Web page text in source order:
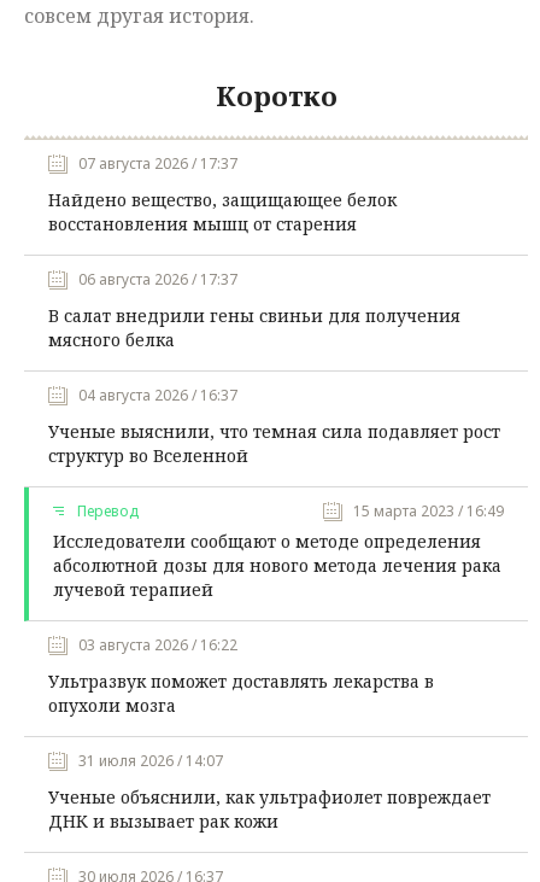
совсем другая история.
Коротко
07 августа 2026 / 17:37
Найдено вещество, защищающее белок
восстановления мышц от старения
06 августа 2026 / 17:37
В салат внедрили гены свиньи для получения
мясного белка
04 августа 2026 / 16:37
Ученые выяснили, что темная сила подавляет рост
структур во Вселенной
Перевод 15 марта 2023 / 16:49
Исследователи сообщают о методе определения
абсолютной дозы для нового метода лечения рака
лучевой терапией
03 августа 2026 / 16:22
Ультразвук поможет доставлять лекарства в
опухоли мозга
31 июля 2026 / 14:07
Ученые объяснили, как ультрафиолет повреждает
ДНК и вызывает рак кожи
30 июля 2026 / 16:37